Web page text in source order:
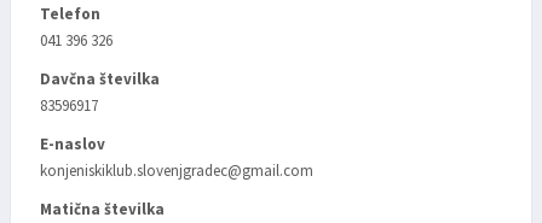
Telefon
041 396 326
Davčna številka
83596917
E-naslov
konjeniskiklub.slovenjgradec@gmail.com
Matična številka